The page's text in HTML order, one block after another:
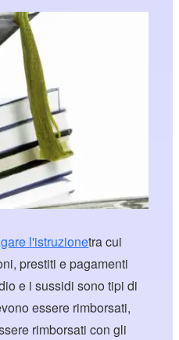
l'istruzionetra cui
prestiti e pagamenti
e i sussidi sono tipi di
essere rimborsati,
rimborsati con gli